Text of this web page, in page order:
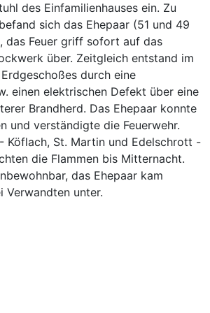
des Einfamilienhauses ein. Zu
sich das Ehepaar (51 und 49
das Feuer griff sofort auf das
über. Zeitgleich entstand im
durch eine
einen elektrischen Defekt über eine
Brandherd. Das Ehepaar konnte
und verständigte die Feuerwehr.
Köflach, St. Martin und Edelschrott -
die Flammen bis Mitternacht.
das Ehepaar kam
Verwandten unter.